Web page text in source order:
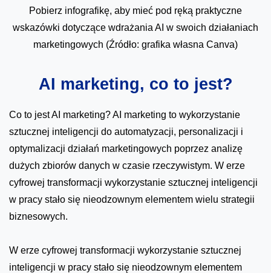
Pobierz infografikę, aby mieć pod ręką praktyczne
wskazówki dotyczące wdrażania AI w swoich działaniach
marketingowych (Źródło: grafika własna Canva)
AI marketing, co to jest?
Co to jest AI marketing? AI marketing to wykorzystanie
sztucznej inteligencji do automatyzacji, personalizacji i
optymalizacji działań marketingowych poprzez analizę
dużych zbiorów danych w czasie rzeczywistym. W erze
cyfrowej transformacji wykorzystanie sztucznej inteligencji
w pracy stało się nieodzownym elementem wielu strategii
biznesowych.
W erze cyfrowej transformacji wykorzystanie sztucznej
inteligencji w pracy stało się nieodzownym elementem